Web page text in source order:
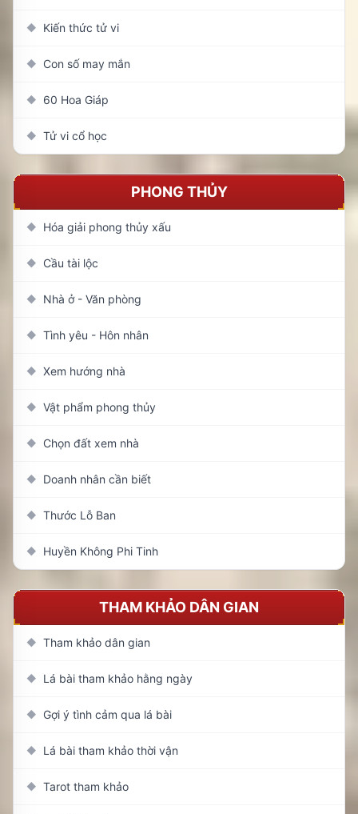
◆ Kiến thức tử vi
◆ Con số may mắn
◆ 60 Hoa Giáp
◆ Tử vi cổ học
PHONG THỦY
◆ Hóa giải phong thủy xấu
◆ Cầu tài lộc
◆ Nhà ở - Văn phòng
◆ Tình yêu - Hôn nhân
◆ Xem hướng nhà
◆ Vật phẩm phong thủy
◆ Chọn đất xem nhà
◆ Doanh nhân cần biết
◆ Thước Lỗ Ban
◆ Huyền Không Phi Tinh
THAM KHẢO DÂN GIAN
◆ Tham khảo dân gian
◆ Lá bài tham khảo hằng ngày
◆ Gợi ý tình cảm qua lá bài
◆ Lá bài tham khảo thời vận
◆ Tarot tham khảo